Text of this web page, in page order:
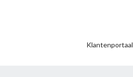
Klantenportaal